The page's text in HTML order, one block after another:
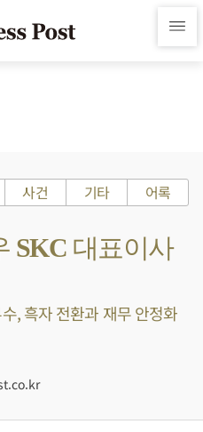
사건 기타 어록
SKC 대표이사
, 흑자 전환과 재무 안정화